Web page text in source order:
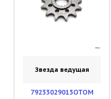
Звезда ведущая
79233029013OTOM